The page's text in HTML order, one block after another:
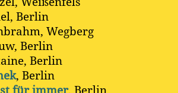
Berlin
Wegberg
Berlin
Berlin
, Berlin
für immer, Berlin